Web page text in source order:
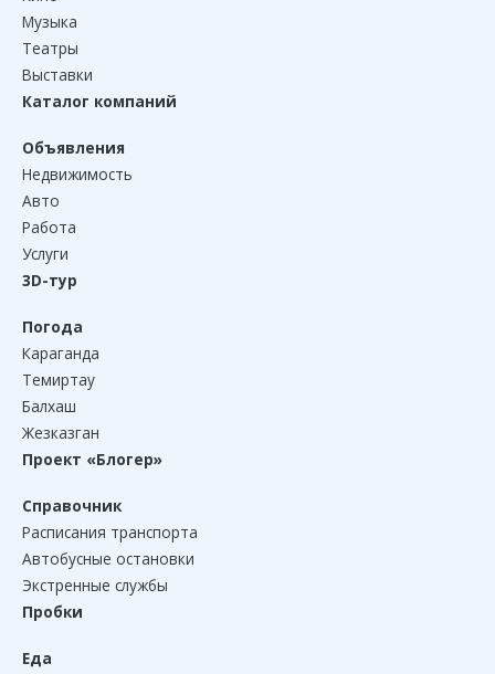
Музыка
Театры
Выставки
Каталог компаний
Объявления
Недвижимость
Авто
Работа
Услуги
3D-тур
Погода
Караганда
Темиртау
Балхаш
Жезказган
Проект «Блогер»
Справочник
Расписания транспорта
Автобусные остановки
Экстренные службы
Пробки
Еда